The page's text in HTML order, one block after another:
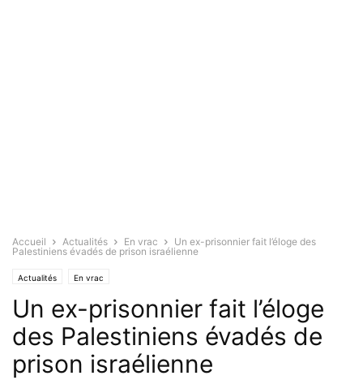
Accueil Actualités En vrac
Un ex-prisonnier fait l’éloge des
Palestiniens évadés de prison israélienne
Actualités En vrac
Un ex-prisonnier fait l’éloge
des Palestiniens évadés de
prison israélienne